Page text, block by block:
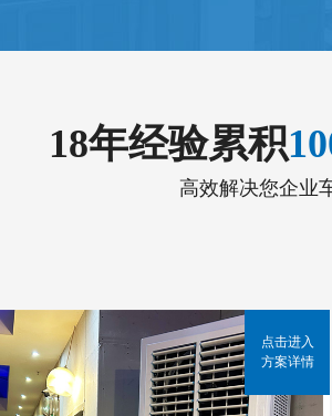
18年经验累积
高效解决您企业
点击进入
方案详情